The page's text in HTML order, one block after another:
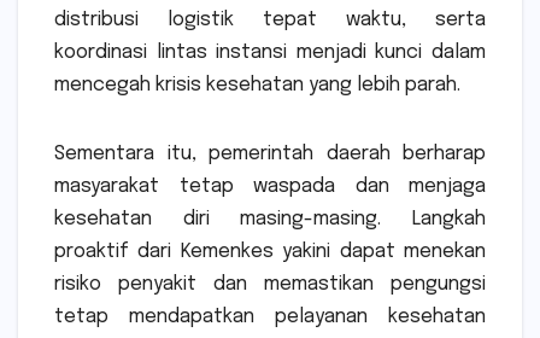
distribusi logistik tepat waktu, serta
koordinasi lintas instansi menjadi kunci dalam
mencegah krisis kesehatan yang lebih parah.
Sementara itu, pemerintah daerah berharap
masyarakat tetap waspada dan menjaga
kesehatan diri masing-masing. Langkah
proaktif dari Kemenkes yakini dapat menekan
risiko penyakit dan memastikan pengungsi
tetap mendapatkan pelayanan kesehatan